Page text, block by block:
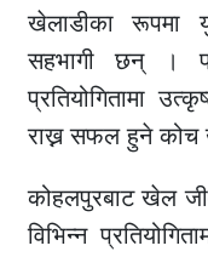
खेलाडीका रूपमा
सहभागी छन् ।
प्रतियोगितामा
राख्न सफल हुने कोच
कोहलपुरबाट खेल
विभिन्न